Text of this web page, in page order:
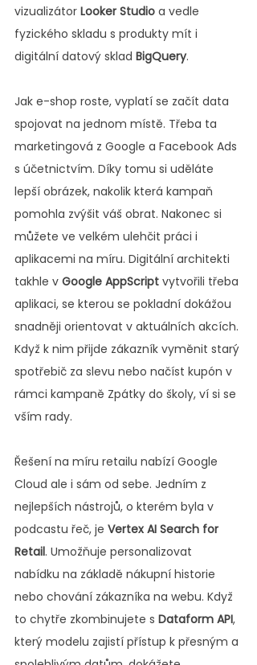
vizualizátor Looker Studio a vedle
fyzického skladu s produkty mít i
digitální datový sklad BigQuery.
Jak e-shop roste, vyplatí se začít data
spojovat na jednom místě. Třeba ta
marketingová z Google a Facebook Ads
s účetnictvím. Díky tomu si uděláte
lepší obrázek, nakolik která kampaň
pomohla zvýšit váš obrat. Nakonec si
můžete ve velkém ulehčit práci i
aplikacemi na míru. Digitální architekti
takhle v Google AppScript vytvořili třeba
aplikaci, se kterou se pokladní dokážou
snadněji orientovat v aktuálních akcích.
Když k nim přijde zákazník vyměnit starý
spotřebič za slevu nebo načíst kupón v
rámci kampaně Zpátky do školy, ví si se
vším rady.
Řešení na míru retailu nabízí Google
Cloud ale i sám od sebe. Jedním z
nejlepších nástrojů, o kterém byla v
podcastu řeč, je Vertex AI Search for
Retail. Umožňuje personalizovat
nabídku na základě nákupní historie
nebo chování zákazníka na webu. Když
to chytře zkombinujete s Dataform API,
který modelu zajistí přístup k přesným a